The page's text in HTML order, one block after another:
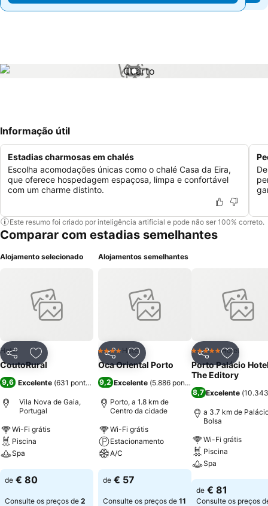
1 / 1
Informação útil
Estadias charmosas em chalés
Escolha acomodações únicas como o chalé Casa da Eira,
que oferece hospedagem espaçosa, limpa e confortável
com um charme distinto.
Este resumo foi criado por inteligência artificial e pode não ser 100% correto.
Comparar com estadias semelhantes
Alojamento selecionado
PartilharAdicionar aos favoritos
Hotel
CoutoRural
9,6 Excelente (631 pontuações)
Vila Nova de Gaia,
Portugal
Wi-Fi grátis
Piscina
Spa
Ver preços
de € 80
Consulte os preços de 2
Alojamentos semelhantes
PartilharAdicionar aos favoritos
4 EstrelasHotel
Oca Oriental Porto
9,2 Excelente (5.886 pontuações
Porto, a 1.8 km de
Centro da cidade
Wi-Fi grátis
Estacionamento
A/C
Ver preços
de € 57
Consulte os preços de 11
Partilhar
5 EstrelasHotel
Porto Palácio
The Editory
8,7Excelente (
a 3.7 km de
Bolsa
Wi-Fi grátis
Piscina
Spa
Ver preços
de € 81
Consulte os preços